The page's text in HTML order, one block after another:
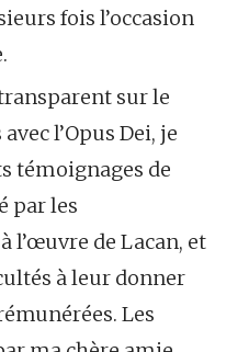
fois l’occasion
sur le
l’Opus Dei, je
témoignages de
par les
l’œuvre de Lacan, et
à leur donner
Les